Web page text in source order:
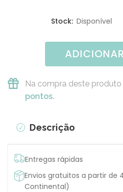
Stock: Disponível
ADICIONAR
Na compra deste
pontos.
Descrição
Entregas rápidas
Envios gratuitos a partir de
Continental)